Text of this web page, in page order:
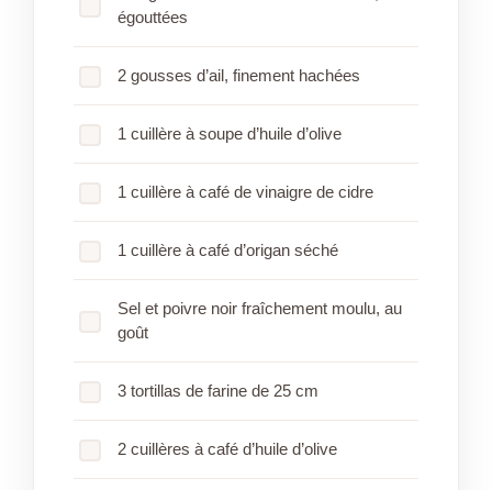
égouttées
2 gousses d’ail, finement hachées
1 cuillère à soupe d’huile d’olive
1 cuillère à café de vinaigre de cidre
1 cuillère à café d’origan séché
Sel et poivre noir fraîchement moulu, au
goût
3 tortillas de farine de 25 cm
2 cuillères à café d’huile d’olive